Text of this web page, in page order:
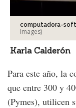
computadora-
Images)
Karla Calderón
Para este año, la
que entre 300 y
(Pymes), utilicen